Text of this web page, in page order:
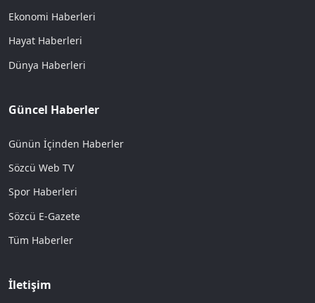
Ekonomi Haberleri
Hayat Haberleri
Dünya Haberleri
Güncel Haberler
Günün İçinden Haberler
Sözcü Web TV
Spor Haberleri
Sözcü E-Gazete
Tüm Haberler
İletişim